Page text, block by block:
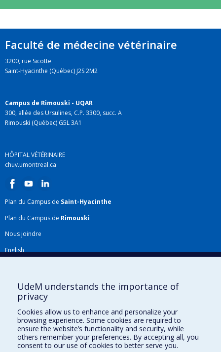
Faculté de médecine vétérinaire
3200, rue Sicotte
Saint-Hyacinthe (Québec) J2S 2M2
Campus de Rimouski - UQAR
300, allée des Ursulines, C.P. 3300, succ. A
Rimouski (Québec) G5L 3A1
HÔPITAL VÉTÉRINAIRE
chuv.umontreal.ca
Plan du Campus de Saint-Hyacinthe
Plan du Campus de Rimouski
Nous joindre
English
Plan du site
Accessibilité
Gabarits et image de marque
Agenda FMV & calendrier académique
La Faculté de médecine vétérinaire de l'Université de Montréal détient
UdeM understands the importance of
privacy
Cookies allow us to enhance and personalize your
browsing experience. Some cookies are required to
ensure the website’s functionality and security, while
others remember your preferences. By accepting all, you
consent to our use of cookies to better serve you.